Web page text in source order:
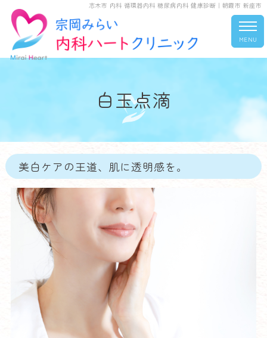
志木市 内科 循環器内科 糖尿病内科 健康診断｜朝霞市 新座市
MENU
白玉点滴
美白ケアの王道、肌に透明感を。